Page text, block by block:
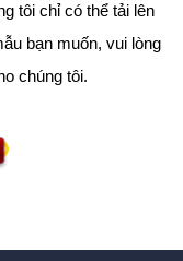
tôi chỉ có thể tải lên
bạn muốn, vui lòng
chúng tôi.